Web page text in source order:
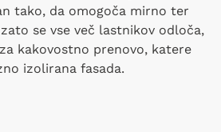
tako, da omogoča mirno ter
se vse več lastnikov odloča,
kakovostno prenovo, katere
izolirana fasada.